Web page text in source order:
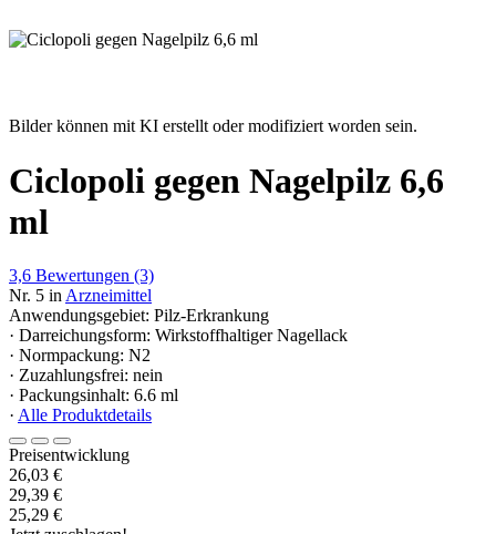
Bilder können mit KI erstellt oder modifiziert worden sein.
Ciclopoli gegen Nagelpilz 6,6
ml
3,6 Bewertungen (3)
Nr. 5 in Arzneimittel
Anwendungsgebiet: Pilz-Erkrankung
· Darreichungsform: Wirkstoffhaltiger Nagellack
· Normpackung: N2
· Zuzahlungsfrei: nein
· Packungsinhalt: 6.6 ml
· Alle Produktdetails
Preisentwicklung
26,03 €
29,39 €
25,29 €